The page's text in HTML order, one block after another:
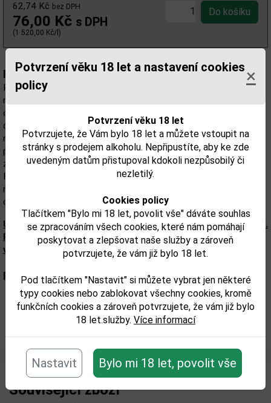
Potvrzení věku 18 let a nastavení cookies
policy
×
Potvrzení věku 18 let
Potvrzujete, že Vám bylo 18 let a můžete vstoupit na
stránky s prodejem alkoholu. Nepřipustíte, aby ke zde
uvedeným datům přistupoval kdokoli nezpůsobilý či
nezletilý.
Cookies policy
Tlačítkem "Bylo mi 18 let, povolit vše" dáváte souhlas
se zpracováním všech cookies, které nám pomáhají
poskytovat a zlepšovat naše služby a zároveň
potvrzujete, že vám již bylo 18 let.
Pod tlačítkem "Nastavit" si můžete vybrat jen některé
typy cookies nebo zablokovat všechny cookies, kromě
funkčních cookies a zároveň potvrzujete, že vám již bylo
18 let.služby. Více informací
Nastavit Bylo mi 18 let, povolit vše
62,74 Kč bez DPH
76,00 Kč s DPH
(1 520,00 Kč/l)
Popis:
Pravda Vodka je polská prémiová vodka, jejíž historie sahá až do
roku 1743. Vyrábí se v nedotčené přírodě karpatských hor v
okresu Bielsko-Biała v jižním Polsku pod přísným vedením mistrů
destilace. Křišťálová voda z karpatských hor a sladké, chemicky
neošetřené, pozdně sbírané žito z velkopolských polí jí dávají
plnou, měkkou a jemnou chuť. Unikátní šestinásobná destilace
začíná kontinuální destilací a končí tradiční kotlíkovou metodou.
Filtrace probíhá jednak přes uhlí z francouzské břízy a také
metodou za studena. Nově se super prémiová vodka snoubí s
chutí malin.
Upozorňujeme, že tento produkt může obsahovat alergeny.
Přesné složení a alergeny jsou k dispozici na obalu
výrobku. Zkontrolujte prosím před konzumací.
Parametry:
Obsah alkoholu obj. %: 37,5
Související zboží